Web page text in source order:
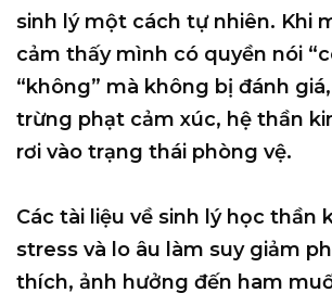
sinh lý một cách tự nhiên. Khi
cảm thấy mình có quyền nói
“không” mà không bị đánh
trừng phạt cảm xúc, hệ thần
rơi vào trạng thái phòng vệ.
Các tài liệu về sinh lý học thần
stress và lo âu làm suy giảm
thích, ảnh hưởng đến ham